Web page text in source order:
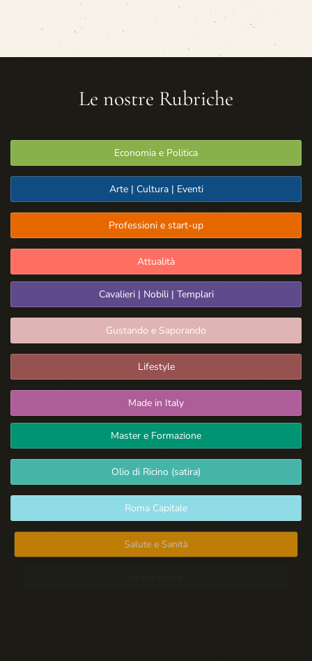
Le nostre Rubriche
Economia e Politica
Arte | Cultura | Eventi
Professioni e start-up
Attualità
Cavalieri | Nobili | Templari
Gustando e Saporando
Lifestyle
Made in Italy
Master e Formazione
Olio di Ricino (satira)
Roma Capitale
Salute e Sanità